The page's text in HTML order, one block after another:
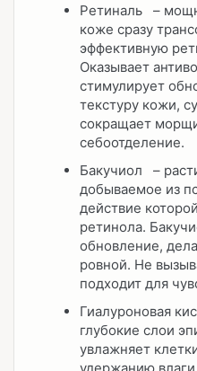
Ретиналь
–
коже сразу
эффективную
Оказывает
стимулирует
текстуру кожи,
сокращает
себоотделение.
Бакучиол
–
добываемое из
действие
ретинола.
обновление,
ровной. Не
подходит для
Гиалуроновая
глубокие слои
увлажняет